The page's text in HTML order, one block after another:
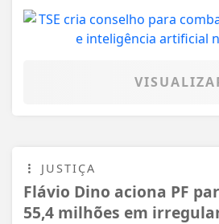
JUSTIÇA
Flávio Dino aciona PF
55,4 milhões em